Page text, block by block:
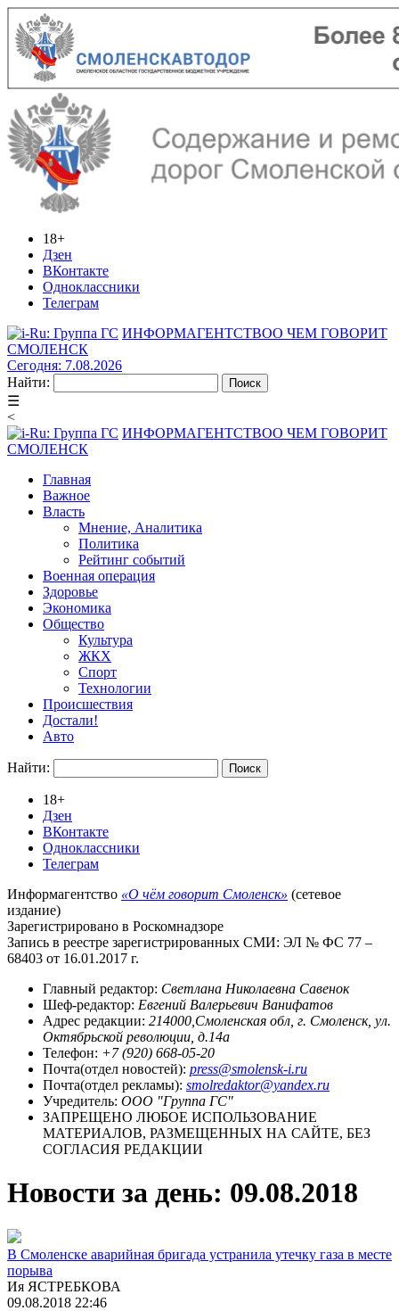
18+
Дзен
ВКонтакте
Одноклассники
Телеграм
ИНФОРМАГЕНТСТВОО ЧЕМ ГОВОРИТ
СМОЛЕНСК
Сегодня: 7.08.2026
Найти:
☰
<
ИНФОРМАГЕНТСТВОО ЧЕМ ГОВОРИТ
СМОЛЕНСК
Главная
Важное
Власть
Мнение, Аналитика
Политика
Рейтинг событий
Военная операция
Здоровье
Экономика
Общество
Культура
ЖКХ
Спорт
Технологии
Происшествия
Достали!
Авто
Найти:
18+
Дзен
ВКонтакте
Одноклассники
Телеграм
Информагентство «О чём говорит Смоленск» (сетевое
издание)
Зарегистрировано в Роскомнадзоре
Запись в реестре зарегистрированных СМИ: ЭЛ № ФС 77 –
68403 от 16.01.2017 г.
Главный редактор: Светлана Николаевна Савенок
Шеф-редактор: Евгений Валерьевич Ванифатов
Адрес редакции: 214000,Смоленская обл, г. Смоленск, ул.
Октябрьской революции, д.14а
Телефон: +7 (920) 668-05-20
Почта(отдел новостей): press@smolensk-i.ru
Почта(отдел рекламы): smolredaktor@yandex.ru
Учредитель: ООО "Группа ГС"
ЗАПРЕЩЕНО ЛЮБОЕ ИСПОЛЬЗОВАНИЕ
МАТЕРИАЛОВ, РАЗМЕЩЕННЫХ НА САЙТЕ, БЕЗ
СОГЛАСИЯ РЕДАКЦИИ
Новости за день: 09.08.2018
В Смоленске аварийная бригада устранила утечку газа в месте
порыва
Ия ЯСТРЕБКОВА
09.08.2018 22:46